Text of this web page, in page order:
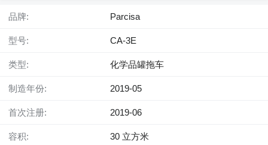
品牌: Parcisa
型号: CA-3E
类型: 化学品罐拖车
制造年份: 2019-05
首次注册: 2019-06
容积: 30 立方米